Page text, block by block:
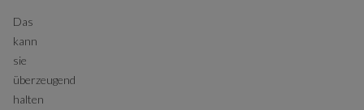
Das
kann
sie
überzeugend
halten